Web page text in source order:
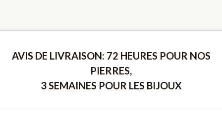
AVIS DE LIVRAISON: 72 HEURES POUR NOS
PIERRES,
3 SEMAINES POUR LES BIJOUX